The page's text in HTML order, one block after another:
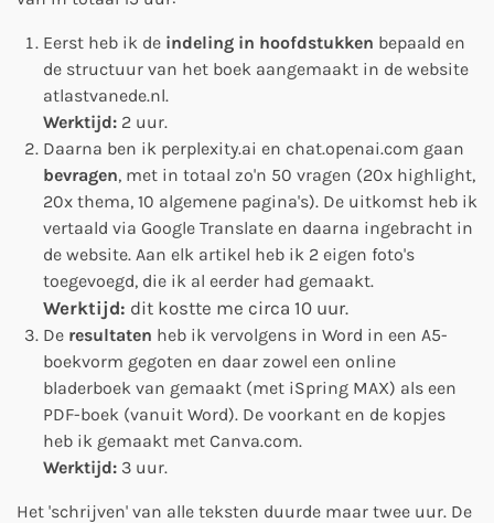
Eerst heb ik de indeling in hoofdstukken bepaald en
de structuur van het boek aangemaakt in de website
atlastvanede.nl.
Werktijd: 2 uur.
Daarna ben ik perplexity.ai en chat.openai.com gaan
bevragen, met in totaal zo'n 50 vragen (20x highlight,
20x thema, 10 algemene pagina's). De uitkomst heb ik
vertaald via Google Translate en daarna ingebracht in
de website. Aan elk artikel heb ik 2 eigen foto's
toegevoegd, die ik al eerder had gemaakt.
Werktijd: dit kostte me circa 10 uur.
De resultaten heb ik vervolgens in Word in een A5-
boekvorm gegoten en daar zowel een online
bladerboek van gemaakt (met iSpring MAX) als een
PDF-boek (vanuit Word). De voorkant en de kopjes
heb ik gemaakt met Canva.com.
Werktijd: 3 uur.
Het 'schrijven' van alle teksten duurde maar twee uur. De